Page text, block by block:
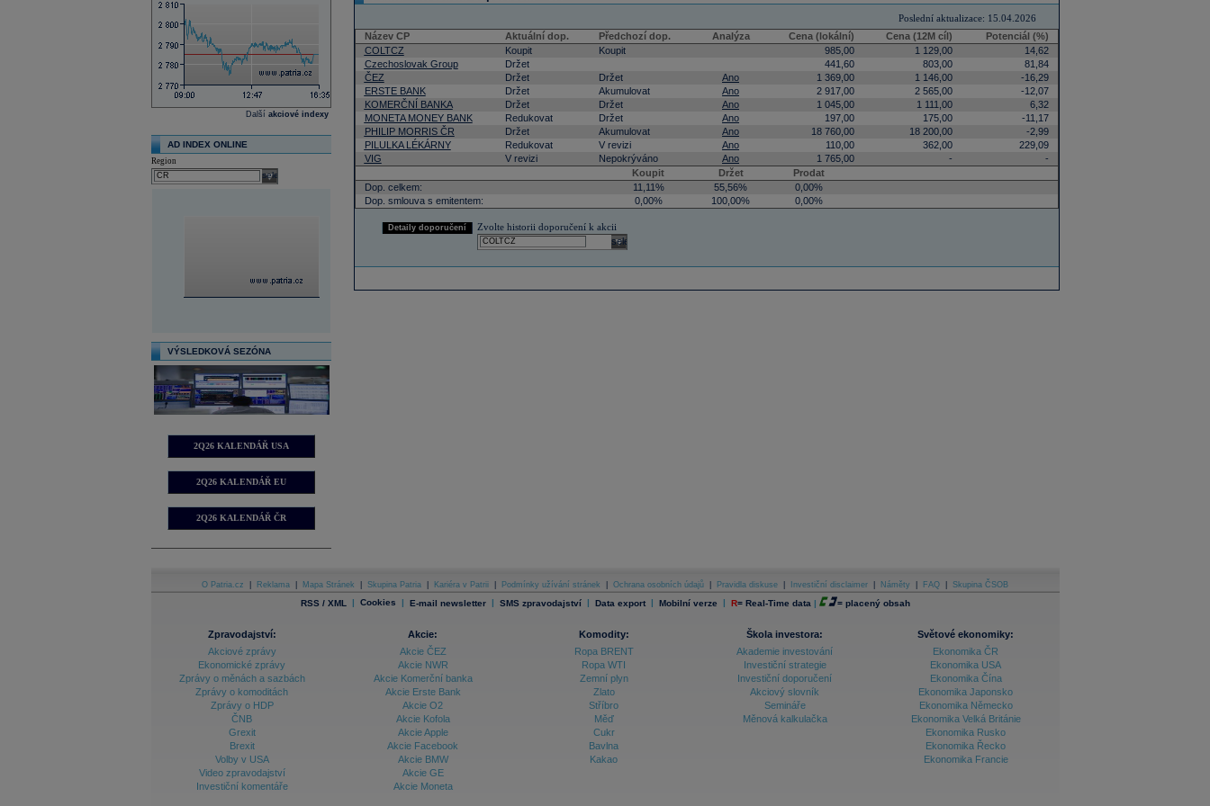
Další akciové indexy
AD INDEX ONLINE
Region
select
VÝSLEDKOVÁ SEZÓNA
2Q26 KALENDÁŘ USA
2Q26 KALENDÁŘ EU
2Q26 KALENDÁŘ ČR
Poslední aktualizace: 15.04.2026
Název CP
Aktuální dop. Předchozí dop. Analýza Cena (lokální) Cena (12M cíl)
Potenciál (%)
COLTCZ
Koupit Koupit 985,00 1 129,00
14,62
Czechoslovak Group
Držet 441,60 803,00
81,84
ČEZ
Držet Držet Ano 1 369,00 1 146,00
-16,29
ERSTE BANK
Držet Akumulovat Ano 2 917,00 2 565,00
-12,07
KOMERČNÍ BANKA
Držet Držet Ano 1 045,00 1 111,00
6,32
MONETA MONEY BANK
Redukovat Držet Ano 197,00 175,00
-11,17
PHILIP MORRIS ČR
Držet Akumulovat Ano 18 760,00 18 200,00
-2,99
PILULKA LÉKÁRNY
Redukovat V revizi Ano 110,00 362,00
229,09
VIG
V revizi Nepokrýváno Ano 1 765,00 -
-
Koupit
Držet
Prodat
Dop. celkem:
11,11% 55,56%
0,00%
Dop. smlouva s emitentem:
0,00% 100,00% 0,00%
Detaily doporučení
Zvolte historii doporučení k akcii
select
O Patria.cz Reklama Mapa Stránek Skupina Patria Kariéra v Patrii Podmínky užívání stránek Ochrana osobních údajů Pravidla diskuse Investiční disclaimer Náměty FAQ Skupina ČSOB
RSS / XML | Cookies | E-mail newsletter | SMS zpravodajství | Data export | Mobilní verze | R= Real-Time data | = placený obsah
Zpravodajství:
Akciové zprávy
Ekonomické zprávy
Zprávy o měnách a sazbách
Zprávy o komoditách
Zprávy o HDP
ČNB
Grexit
Brexit
Volby v USA
Video zpravodajství
Investiční komentáře
Akcie:
Akcie ČEZ
Akcie NWR
Akcie Komerční banka
Akcie Erste Bank
Akcie O2
Akcie Kofola
Akcie Apple
Akcie Facebook
Akcie BMW
Akcie GE
Akcie Moneta
Komodity:
Ropa BRENT
Ropa WTI
Zemní plyn
Zlato
Stříbro
Měď
Cukr
Bavlna
Kakao
Škola investora:
Akademie investování
Investiční strategie
Investiční doporučení
Akciový slovník
Semináře
Měnová kalkulačka
Světové ekonomiky:
Ekonomika ČR
Ekonomika USA
Ekonomika Čína
Ekonomika Japonsko
Ekonomika Německo
Ekonomika Velká Británie
Ekonomika Rusko
Ekonomika Řecko
Ekonomika Francie